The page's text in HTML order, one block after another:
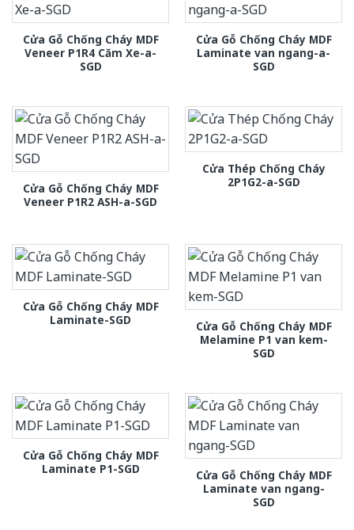
Cửa Gỗ Chống Cháy MDF
Veneer P1R4 Căm Xe-a-
SGD
Cửa Gỗ Chống Cháy MDF
Laminate van ngang-a-
SGD
Cửa Gỗ Chống Cháy MDF
Veneer P1R2 ASH-a-SGD
Cửa Thép Chống Cháy
2P1G2-a-SGD
Cửa Gỗ Chống Cháy MDF
Laminate-SGD
Cửa Gỗ Chống Cháy MDF
Melamine P1 van kem-
SGD
Cửa Gỗ Chống Cháy MDF
Laminate P1-SGD
Cửa Gỗ Chống Cháy MDF
Laminate van ngang-
SGD